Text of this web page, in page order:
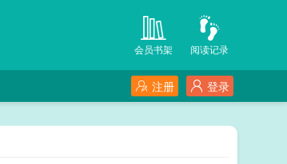
阅读记录
会员书架
登录
注册